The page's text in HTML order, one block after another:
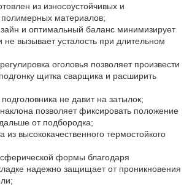
из износоустойчивых и
полимерных материалов;
и оптимальный баланс минимизирует
не вызывает усталость при длительном
оголовья позволяет произвести
щитка сварщика и расширить
не давит на затылок;
наклона позволяет фиксировать положение
от подбородка;
из высококачественного термостойкого
формы благодаря
надежно защищает от проникновения